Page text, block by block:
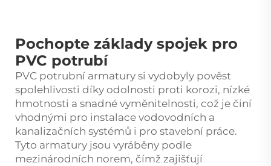
Pochopte základy spojek pro
PVC potrubí
PVC potrubní armatury si vydobyly pověst
spolehlivosti díky odolnosti proti korozi, nízké
hmotnosti a snadné vyměnitelnosti, což je činí
vhodnými pro instalace vodovodních a
kanalizačních systémů i pro stavební práce.
Tyto armatury jsou vyráběny podle
mezinárodních norem, čímž zajišťují